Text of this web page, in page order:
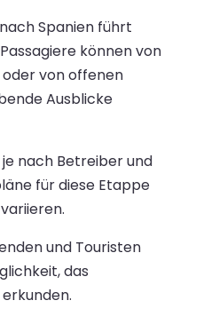
Spanien führt
können von
von offenen
Ausblicke
nach Betreiber und
für diese Etappe
und Touristen
das